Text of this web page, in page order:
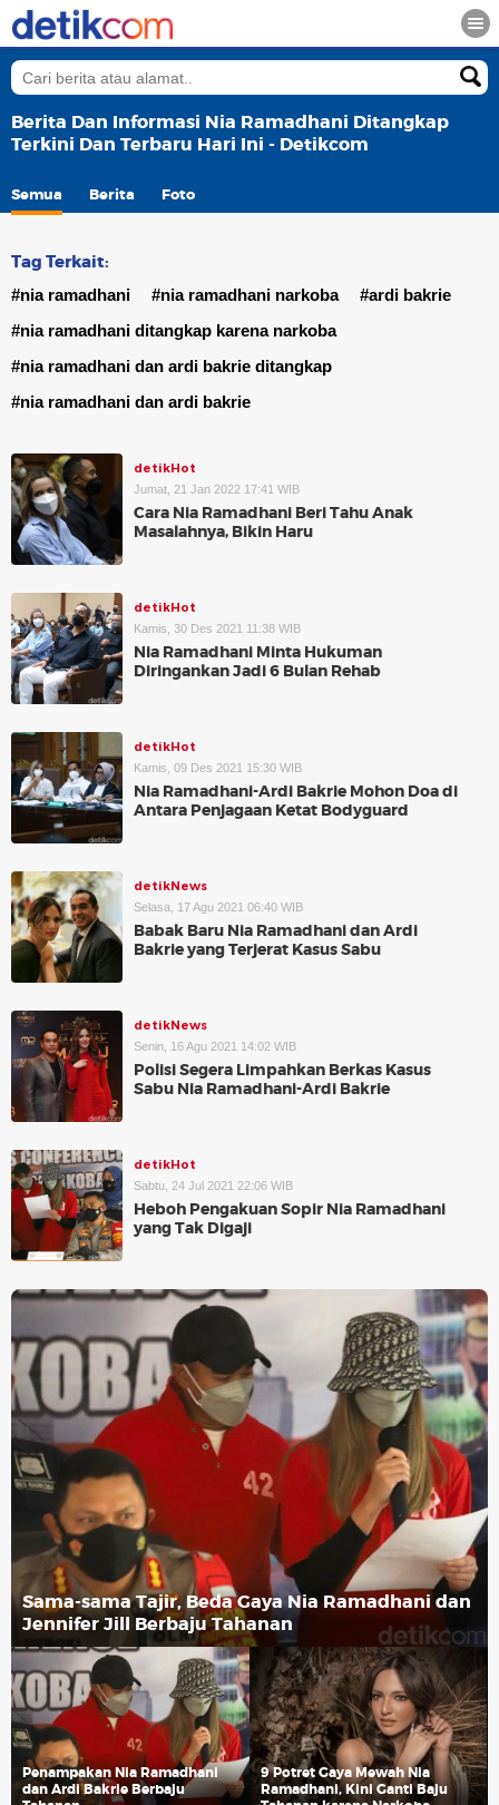
Berita Dan Informasi Nia Ramadhani Ditangkap
Terkini Dan Terbaru Hari Ini - Detikcom
Semua Berita Foto
Tag Terkait:
#nia ramadhani #nia ramadhani narkoba
#ardi bakrie
#nia ramadhani ditangkap karena narkoba
#nia ramadhani dan ardi bakrie ditangkap
#nia ramadhani dan ardi bakrie
detikHot
Jumat, 21 Jan 2022 17:41 WIB
Cara Nia Ramadhani Beri Tahu Anak
Masalahnya, Bikin Haru
detikHot
Kamis, 30 Des 2021 11:38 WIB
Nia Ramadhani Minta Hukuman
Diringankan Jadi 6 Bulan Rehab
detikHot
Kamis, 09 Des 2021 15:30 WIB
Nia Ramadhani-Ardi Bakrie Mohon Doa di
Antara Penjagaan Ketat Bodyguard
detikNews
Selasa, 17 Agu 2021 06:40 WIB
Babak Baru Nia Ramadhani dan Ardi
Bakrie yang Terjerat Kasus Sabu
detikNews
Senin, 16 Agu 2021 14:02 WIB
Polisi Segera Limpahkan Berkas Kasus
Sabu Nia Ramadhani-Ardi Bakrie
detikHot
Sabtu, 24 Jul 2021 22:06 WIB
Heboh Pengakuan Sopir Nia Ramadhani
yang Tak Digaji
Sama-sama Tajir, Beda Gaya Nia Ramadhani dan
Jennifer Jill Berbaju Tahanan
Penampakan Nia Ramadhani
dan Ardi Bakrie Berbaju
9 Potret Gaya Mewah Nia
Ramadhani, Kini Ganti Baju